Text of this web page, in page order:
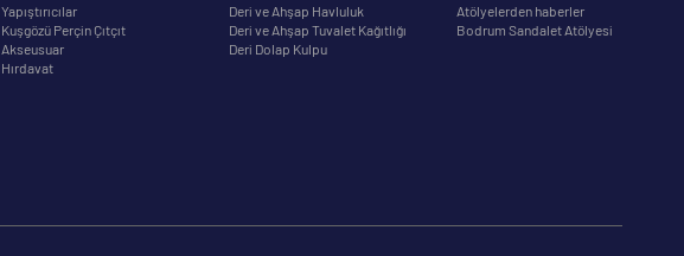
Yapıştırıcılar
Kuşgözü Perçin Çıtçıt
Akseusuar
Hırdavat
Deri ve Ahşap Havluluk
Deri ve Ahşap Tuvalet Kağıtlığı
Deri Dolap Kulpu
Atölyelerden haberler
Bodrum Sandalet Atölyesi